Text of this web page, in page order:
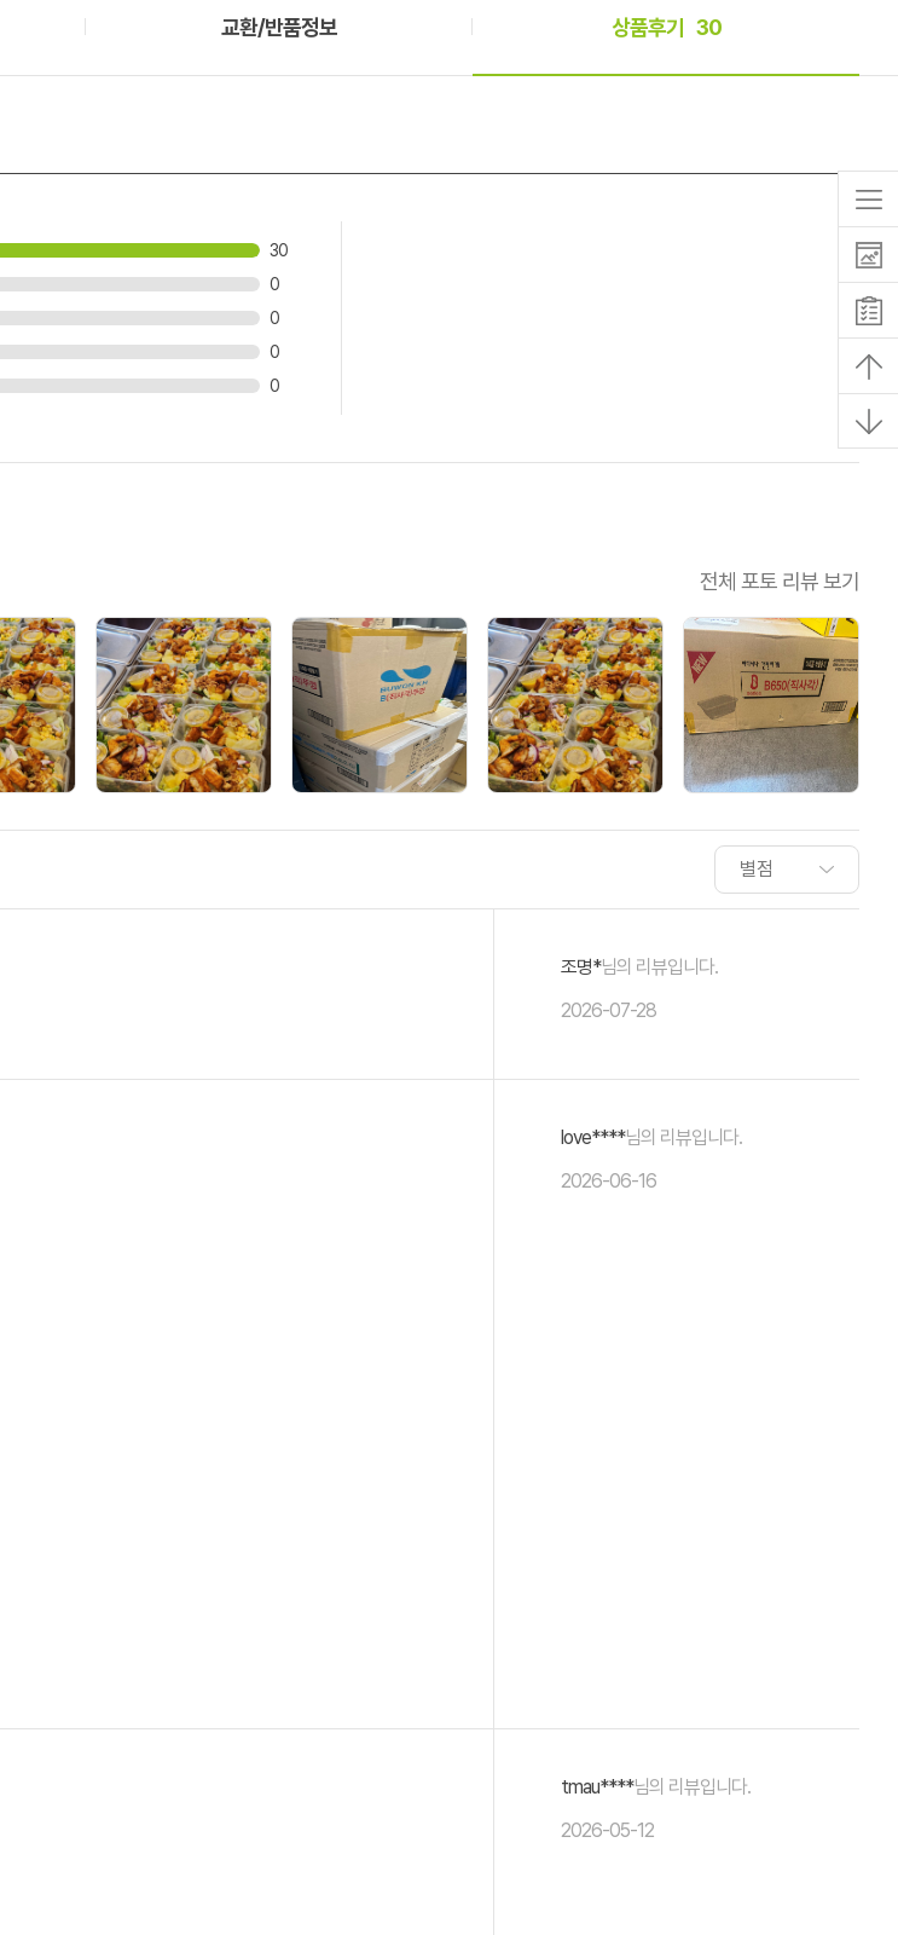
교환/반품정보 상품후기 30
30
0
0
0
0
전체 포토 리뷰 보기
조명*님의 리뷰입니다.
2026-07-28
love****님의 리뷰입니다.
2026-06-16
tmau****님의 리뷰입니다.
2026-05-12